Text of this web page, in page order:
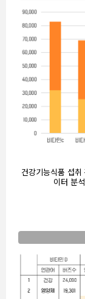
건강기능식품 섭
이터 분